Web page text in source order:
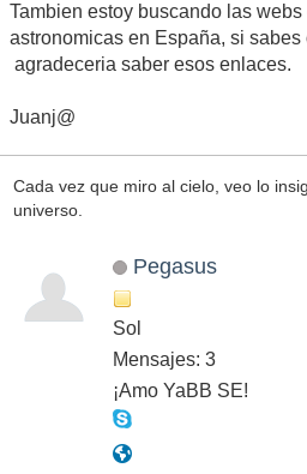
Tambien estoy buscando las
astronomicas en España, si sabes
agradeceria saber esos enlaces.
Juanj@
Cada vez que miro al cielo, veo lo
universo.
Pegasus
Sol
Mensajes: 3
¡Amo YaBB SE!